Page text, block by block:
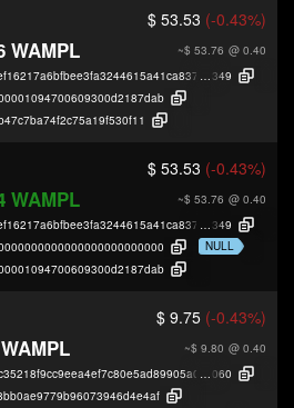
$ 53.53 (-0.43%)
~$ 53.76 @ 0.40
WAMPL
349
$ 53.53 (-0.43%)
~$ 53.76 @ 0.40
WAMPL
349
NULL
$ 9.75 (-0.43%)
~$ 9.80 @ 0.40
060